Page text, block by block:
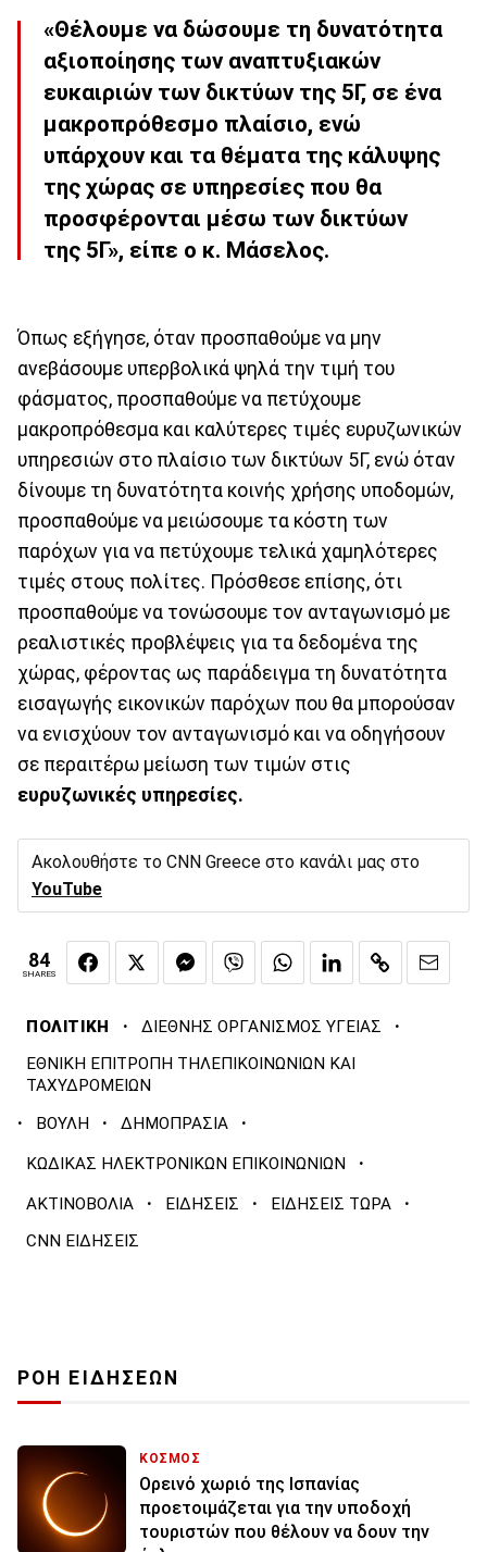
«Θέλουμε να δώσουμε τη δυνατότητα
αξιοποίησης των αναπτυξιακών
ευκαιριών των δικτύων της 5Γ, σε ένα
μακροπρόθεσμο πλαίσιο, ενώ
υπάρχουν και τα θέματα της κάλυψης
της χώρας σε υπηρεσίες που θα
προσφέρονται μέσω των δικτύων
της 5Γ», είπε ο κ. Μάσελος.
Όπως εξήγησε, όταν προσπαθούμε να μην
ανεβάσουμε υπερβολικά ψηλά την τιμή του
φάσματος, προσπαθούμε να πετύχουμε
μακροπρόθεσμα και καλύτερες τιμές ευρυζωνικών
υπηρεσιών στο πλαίσιο των δικτύων 5Γ, ενώ όταν
δίνουμε τη δυνατότητα κοινής χρήσης υποδομών,
προσπαθούμε να μειώσουμε τα κόστη των
παρόχων για να πετύχουμε τελικά χαμηλότερες
τιμές στους πολίτες. Πρόσθεσε επίσης, ότι
προσπαθούμε να τονώσουμε τον ανταγωνισμό με
ρεαλιστικές προβλέψεις για τα δεδομένα της
χώρας, φέροντας ως παράδειγμα τη δυνατότητα
εισαγωγής εικονικών παρόχων που θα μπορούσαν
να ενισχύουν τον ανταγωνισμό και να οδηγήσουν
σε περαιτέρω μείωση των τιμών στις
ευρυζωνικές υπηρεσίες.
Ακολουθήστε το CNN Greece στο κανάλι μας στο
YouTube
84
SHARES
ΠΟΛΙΤΙΚΗ · ΔΙΕΘΝΗΣ ΟΡΓΑΝΙΣΜΟΣ ΥΓΕΙΑΣ ·
ΕΘΝΙΚΗ ΕΠΙΤΡΟΠΗ ΤΗΛΕΠΙΚΟΙΝΩΝΙΩΝ ΚΑΙ
ΤΑΧΥΔΡΟΜΕΙΩΝ
· ΒΟΥΛΗ · ΔΗΜΟΠΡΑΣΙΑ ·
ΚΩΔΙΚΑΣ ΗΛΕΚΤΡΟΝΙΚΩΝ ΕΠΙΚΟΙΝΩΝΙΩΝ ·
ΑΚΤΙΝΟΒΟΛΙΑ · ΕΙΔΗΣΕΙΣ · ΕΙΔΗΣΕΙΣ ΤΩΡΑ ·
CNN ΕΙΔΗΣΕΙΣ
ΡΟΗ ΕΙΔΗΣΕΩΝ
ΚΟΣΜΟΣ
Ορεινό χωριό της Ισπανίας
προετοιμάζεται για την υποδοχή
τουριστών που θέλουν να δουν την